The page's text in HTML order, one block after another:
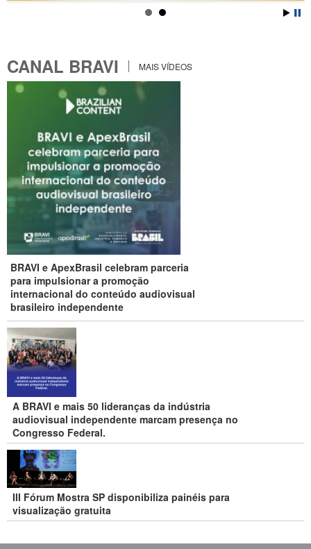
CANAL BRAVI MAIS VÍDEOS
BRAVI e ApexBrasil celebram parceria
para impulsionar a promoção
internacional do conteúdo audiovisual
brasileiro independente
A BRAVI e mais 50 lideranças da indústria
audiovisual independente marcam presença no
Congresso Federal.
III Fórum Mostra SP disponibiliza painéis para
visualização gratuita